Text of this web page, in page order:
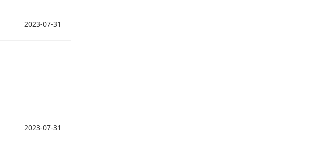
2023-07-31
2023-07-31